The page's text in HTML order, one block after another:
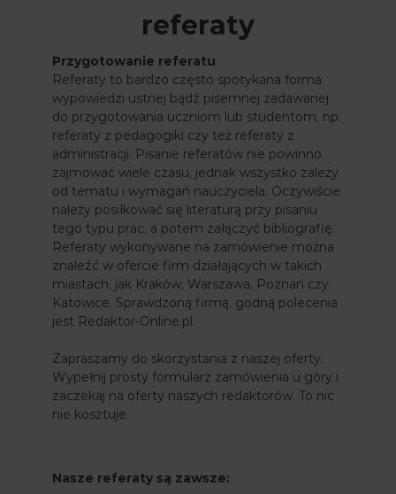
referaty
Przygotowanie referatu
Referaty to bardzo często spotykana forma
wypowiedzi ustnej bądź pisemnej zadawanej
do przygotowania uczniom lub studentom, np.
referaty z pedagogiki czy też referaty z
administracji. Pisanie referatów nie powinno
zajmować wiele czasu, jednak wszystko zależy
od tematu i wymagań nauczyciela. Oczywiście
należy posiłkować się literaturą przy pisaniu
tego typu prac, a potem załączyć bibliografię.
Referaty wykonywane na zamówienie można
znaleźć w ofercie firm działających w takich
miastach, jak Kraków, Warszawa, Poznań czy
Katowice. Sprawdzoną firmą, godną polecenia
jest Redaktor-Online.pl.
Zapraszamy do skorzystania z naszej oferty.
Wypełnij prosty formularz zamówienia u góry i
zaczekaj na oferty naszych redaktorów. To nic
nie kosztuje.
Nasze referaty są zawsze: